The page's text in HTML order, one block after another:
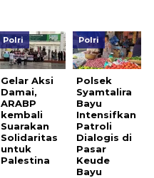
Polri
Gelar Aksi
Damai,
ARABP
kembali
Suarakan
Solidaritas
untuk
Palestina
Polri
Polsek
Syamtalira
Bayu
Intensifkan
Patroli
Dialogis di
Pasar
Keude
Bayu